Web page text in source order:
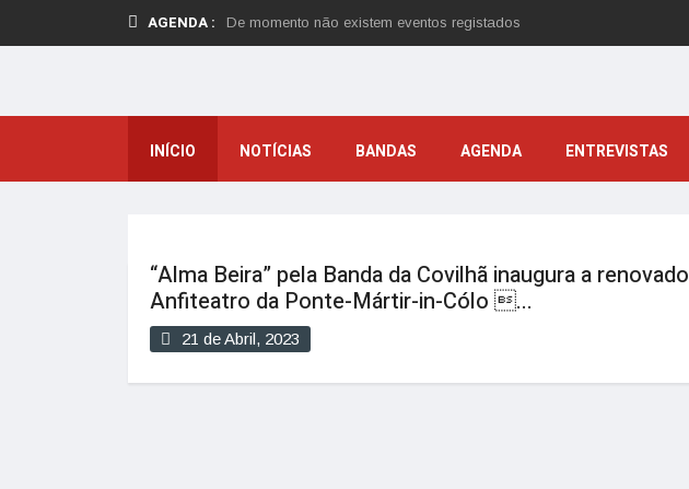
AGENDA : De momento não existem eventos registados
INÍCIO NOTÍCIAS BANDAS AGENDA ENTREVISTAS
“Alma Beira” pela Banda da Covilhã inaugura a renovado
Anfiteatro da Ponte-Mártir-in-Cólo ...
21 de Abril, 2023